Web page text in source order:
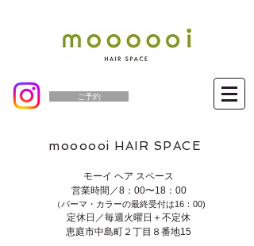
ご予約
moooooi HAIR SPACE
モーイ ヘア スペース
営業時間／8：00〜18：00
（パーマ・カラーの最終受付は16：00)
定休日／毎週火曜日＋不定休
恵庭市中島町２丁目８番地15